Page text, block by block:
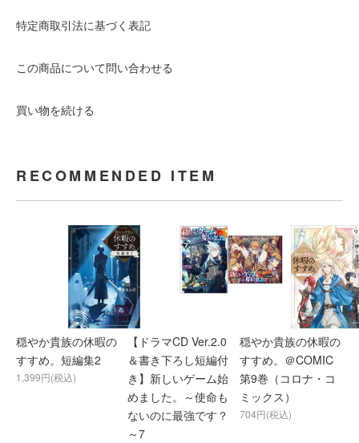
特定商取引法に基づく表記
この商品について問い合わせる
買い物を続ける
RECOMMENDED ITEM
穏やか貴族の休暇の
すすめ。短編集2
1,399円(税込)
【ドラマCD Ver.2.0
＆書き下ろし短編付
き】新しいゲーム始
めました。～使命も
ないのに最強です？
～7
穏やか貴族の休暇の
すすめ。＠COMIC
第9巻（コロナ・コ
ミックス）
704円(税込)